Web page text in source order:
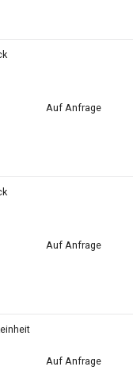
Auf Anfrage
Auf Anfrage
Auf Anfrage